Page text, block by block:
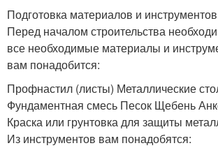
Подготовка материалов и инструментов
Перед началом строительства
все необходимые материалы и
вам понадобится:
Профнастил (листы) Металлические
Фундаментная смесь Песок Щебень
Краска или грунтовка для защиты
Из инструментов вам понадобятся: